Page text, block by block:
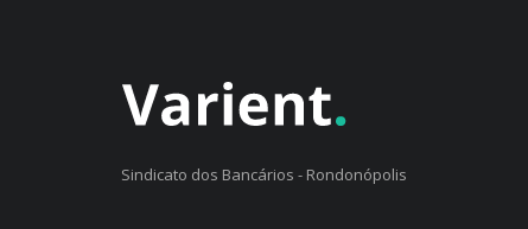
Sindicato dos Bancários - Rondonópolis